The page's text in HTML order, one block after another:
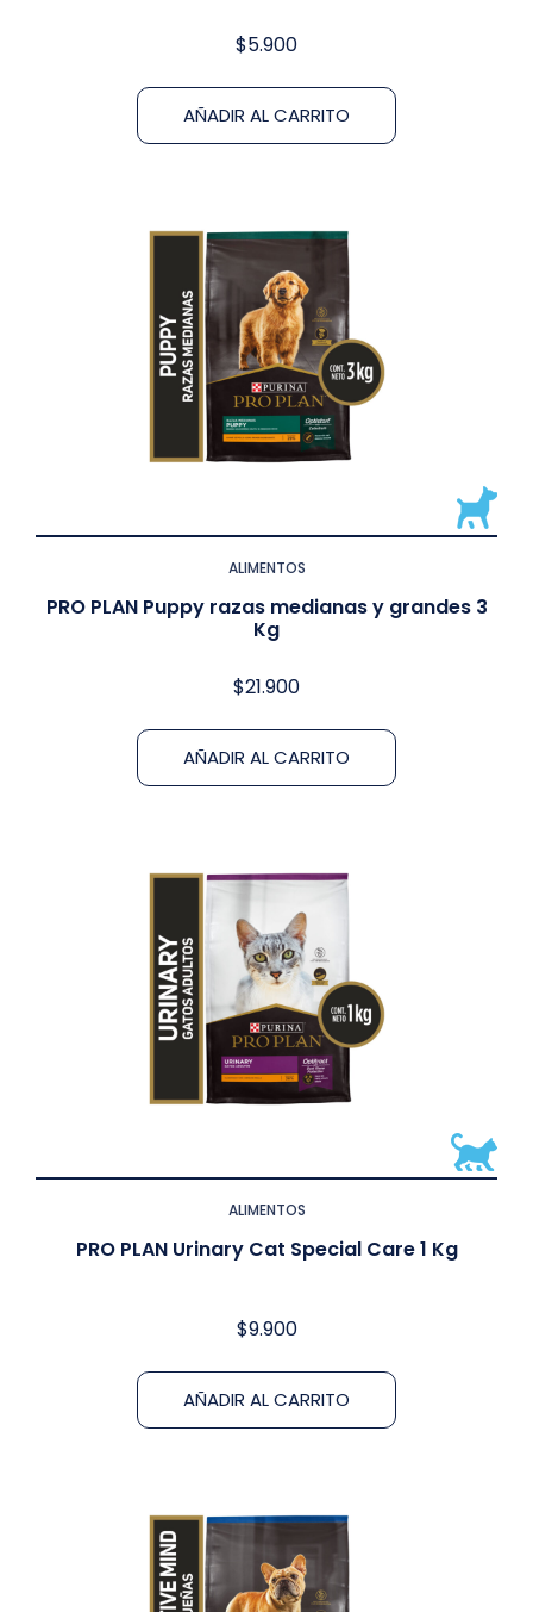
$5.900
AÑADIR AL CARRITO
ALIMENTOS
PRO PLAN Puppy razas medianas y grandes 3
Kg
$21.900
AÑADIR AL CARRITO
ALIMENTOS
PRO PLAN Urinary Cat Special Care 1 Kg
$9.900
AÑADIR AL CARRITO